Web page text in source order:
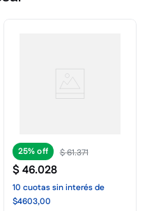
25% $61.371
$46.028
10 cuotassin interésde
$4603,00